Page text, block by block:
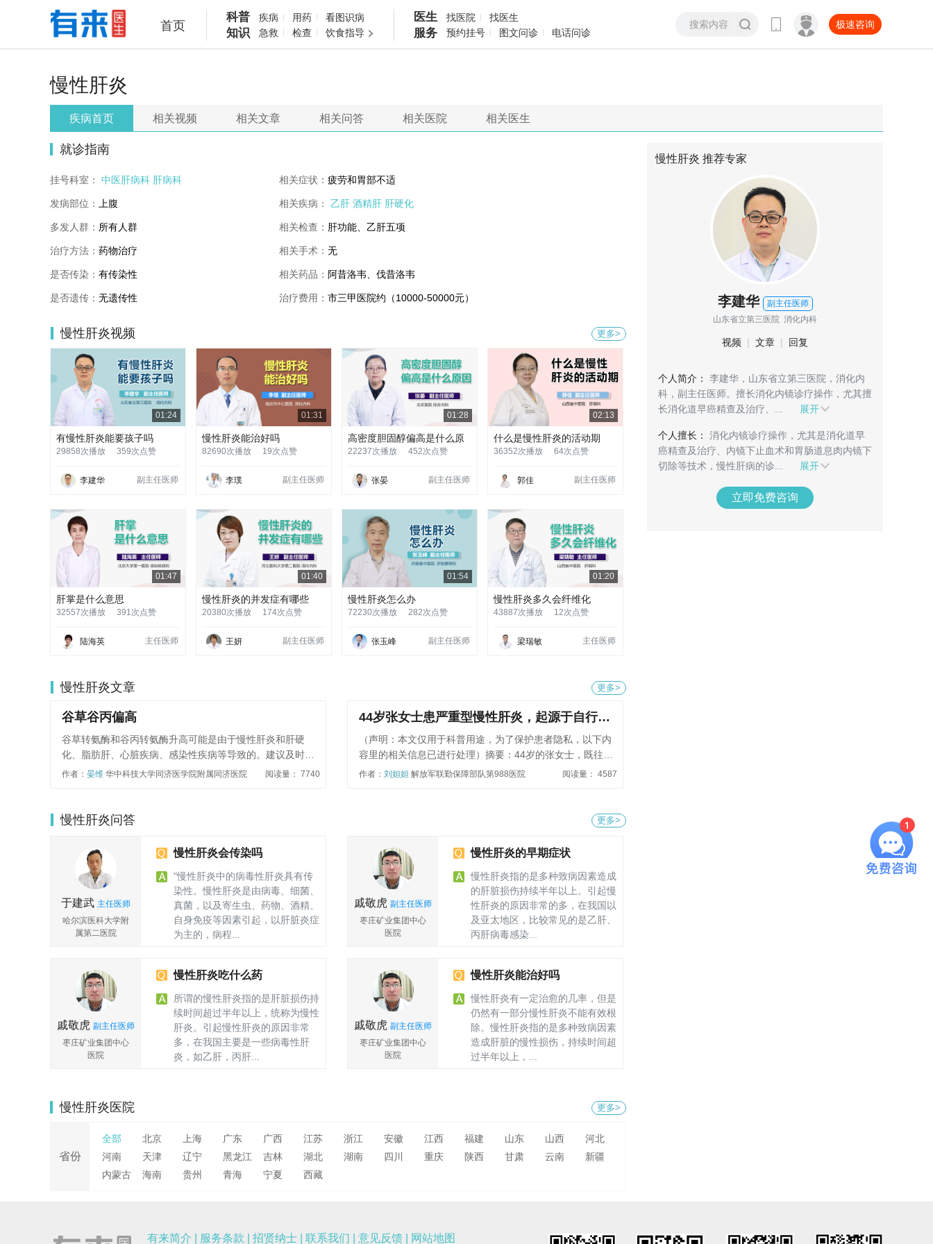
首页
科普
知识
疾病 用药
看图识病
急救
检查 饮食指导
医生
服务
找医院
找医生
预约挂号
图文问诊 电话问诊
极速咨询
慢性肝炎
疾病首页 相关视频 相关文章 相关问答 相关医院 相关医生
就诊指南
挂号科室： 中医肝病科 肝病科
发病部位： 上腹
多发人群： 所有人群
治疗方法： 药物治疗
是否传染： 有传染性
是否遗传： 无遗传性
相关症状： 疲劳和胃部不适
相关疾病： 乙肝 酒精肝 肝硬化
相关检查： 肝功能、乙肝五项
相关手术： 无
相关药品： 阿昔洛韦、伐昔洛韦
治疗费用： 市三甲医院约（10000-50000元）
慢性肝炎视频 更多>
01:24
有慢性肝炎能要孩子吗
29858次播放 359次点赞
李建华 副主任医师
01:31
慢性肝炎能治好吗
82690次播放 19次点赞
李璞 副主任医师
01:28
高密度胆固醇偏高是什么原
因
22237次播放 452次点赞
张晏 副主任医师
02:13
什么是慢性肝炎的活动期
36352次播放 64次点赞
郭佳 副主任医师
01:47
肝掌是什么意思
32557次播放 391次点赞
陆海英 主任医师
01:40
慢性肝炎的并发症有哪些
20380次播放 174次点赞
王妍 副主任医师
01:54
慢性肝炎怎么办
72230次播放 282次点赞
张玉峰 副主任医师
01:20
慢性肝炎多久会纤维化
43887次播放 12次点赞
梁瑞敏 主任医师
慢性肝炎文章 更多>
谷草谷丙偏高
谷草转氨酶和谷丙转氨酶升高可能是由于慢性肝炎和肝硬
化、脂肪肝、心脏疾病、感染性疾病等导致的。建议及时前
往医院就诊，确定病因，并对因治疗。常见原因及治疗方法
等进行治疗；2、脂肪肝：分为酒精性脂肪肝和非酒精性脂肪
血压、高血脂等代谢障碍。早期转氨酶升高不明显，病情严
重者升高较明显。这类患者需要控制饮食习惯，戒烟酒，少
吃高脂肪、高胆固醇的食物。可应用S-腺苷蛋氨酸治疗，改
善酒精性脂肪肝患者的临床症状和生物化学指标。对于非酒
精性脂肪肝，则可给予复方甘草酸苷片、甘草酸二铵肠溶胶
囊等保肝抗炎药；3、心脏疾病：如急性心肌梗塞、心肌炎、
心力衰竭时，谷草转氨酶和谷丙转氨酶均上升，患者常有胸
心动图排除患者是否有这方面的异常，如果存在心脏系统疾
病，应住院调理，待病情稳定后再出院；4、感染性疾病：如
肺炎、伤寒、肺结核、传染性单核细胞增多症等，都有谷草
转氨酶和谷丙转氨酶升高的现象。但这些疾病各有典型的症
状表现，可借助实验室检测确诊，然后给予相应治疗；5、其
他：急性软组织受损、剧烈运动、妊娠期，亦会有一过性转
氨酶升高，需根据检查结果进行分析。需要注意的是，谷草
作者： 晏维 华中科技大学同济医学院附属同济医院 阅读量： 7740
44岁张女士患严重型慢性肝炎，起源于自行停
药！
（声明：本文仅用于科普用途，为了保护患者隐私，以下内
容里的相关信息已进行处理）摘要：44岁的张女士，既往有
慢性乙型肝炎病史，病情稳定，因服用治疗皮肤病药物，自
中较为严重的类型，经过积极给予保肝治疗，同时配合降
黄、降酶等药物后，患者临床症状基本缓解，各指标逐渐恢
复。【基本信息】女、44岁【疾病类型】慢性肝炎【就诊医
院】解放军联勤保障部队第988医院【就诊时间】2021年10
月【治疗方案】药物治疗（复方甘草酸苷注射液、多烯磷脂
酰胆碱注射液、注射用还原型谷胱甘肽、舒肝宁注射液、氢
化可的松注射液、富马酸替诺福韦二吡呋酯片）【治疗周
期】住院治疗35天，门诊随访3月【治疗效果】临床症状消
失，肝功能指标、乙肝病毒定量指标恢复正常一、初次面诊
裹上了一层金灿灿的膜，巩膜也是重度黄染，患者自述：1周
前，发现小便色黄像浓茶水样，尤其是晨起，不想吃饭，饭
后恶心、肚子胀、打嗝症状，口服用药后效果不佳。3天前，
家人发现皮肤及眼白也是黄色的，于是决定就诊，询问病史
得知患者有乙肝病史，一直口服恩替卡韦片抗病毒治疗，病
情一直比较稳定，2周前因皮肤病服用中草药，并把恩替卡韦
片停掉，谁知出现现在这种情况。听了患者的叙述，心里已
179.5μmol/L；间接胆红素：83.5μmol/L；谷丙转氨酶：
28.1S；凝血酶原活动度25.1％，因此诊断为慢性乙型病毒
性肝炎重型，属于慢性肝炎中较为严重的类型，并收入院治
作者： 刘妲妲 解放军联勤保障部队第988医院 阅读量： 4587
慢性肝炎问答 更多>
于建武 主任医师
哈尔滨医科大学附
属第二医院
慢性肝炎会传染吗
"慢性肝炎中的病毒性肝炎具有传
染性。慢性肝炎是由病毒、细菌、
真菌，以及寄生虫、药物、酒精、
自身免疫等因素引起，以肝脏炎症
为主的，病程...
戚敬虎 副主任医师
枣庄矿业集团中心
医院
慢性肝炎的早期症状
慢性肝炎指的是多种致病因素造成
的肝脏损伤持续半年以上。引起慢
性肝炎的原因非常的多，在我国以
及亚太地区，比较常见的是乙肝、
丙肝病毒感染...
戚敬虎 副主任医师
枣庄矿业集团中心
医院
慢性肝炎吃什么药
所谓的慢性肝炎指的是肝脏损伤持
续时间超过半年以上，统称为慢性
肝炎。引起慢性肝炎的原因非常
多，在我国主要是一些病毒性肝
炎，如乙肝，丙肝...
戚敬虎 副主任医师
枣庄矿业集团中心
医院
慢性肝炎能治好吗
慢性肝炎有一定治愈的几率，但是
仍然有一部分慢性肝炎不能有效根
除。慢性肝炎指的是多种致病因素
造成肝脏的慢性损伤，持续时间超
过半年以上，...
慢性肝炎医院 更多>
省份
全部 北京 上海 广东 广西 江苏 浙江 安徽 江西 福建 山东 山西
河北
河南
天津 辽宁 黑龙江 吉林 湖北 湖南 四川 重庆 陕西 甘肃 云南
新疆
内蒙古
海南 贵州 青海 宁夏 西藏
慢性肝炎 推荐专家
李建华
副主任医师
山东省立第三医院 消化内科
视频 | 文章 | 回复
个人简介：
李建华，山东省立第三医院，消化内
科，副主任医师。擅长消化内镜诊疗操作，尤其擅
长消化道早癌精查及治疗、...
展开
个人擅长：
消化内镜诊疗操作，尤其是消化道早
癌精查及治疗、内镜下止血术和胃肠道息肉内镜下
切除等技术，慢性肝病的诊...
展开
立即免费咨询
有来简介 服务条款 招贤纳士 联系我们 意见反馈 网站地图